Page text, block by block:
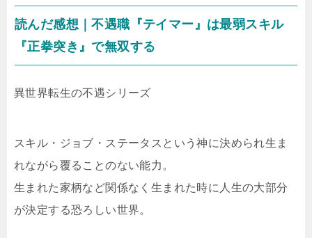
読んだ感想｜不遇職『テイマー』は最弱スキル
『正拳突き』で無双する
異世界転生の不遇シリーズ
スキル・ジョブ・ステータスという神に決められ生ま
れながら覆ることのない能力。
生まれた家柄など関係なく生まれた時に人生の大部分
が決定する恐ろしい世界。